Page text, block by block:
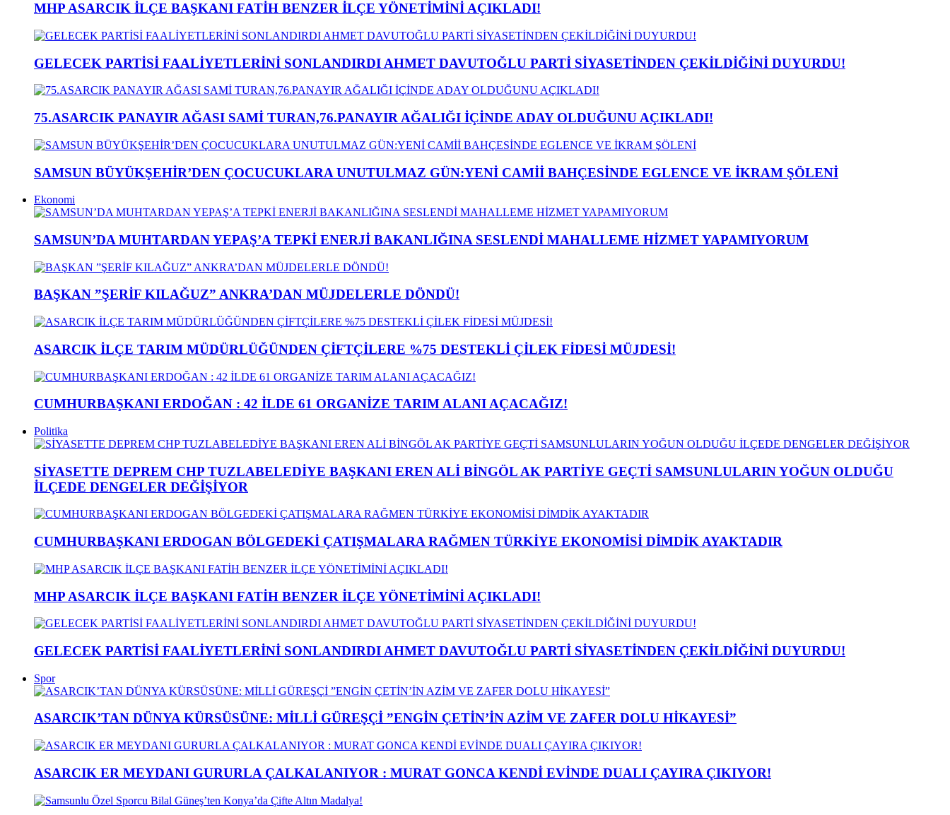
MHP ASARCIK İLÇE BAŞKANI FATİH BENZER İLÇE YÖNETİMİNİ AÇIKLADI!
GELECEK PARTİSİ FAALİYETLERİNİ SONLANDIRDI AHMET DAVUTOĞLU PARTİ SİYASETİNDEN ÇEKİLDİĞİNİ DUYURDU!
75.ASARCIK PANAYIR AĞASI SAMİ TURAN,76.PANAYIR AĞALIĞI İÇİNDE ADAY OLDUĞUNU AÇIKLADI!
SAMSUN BÜYÜKŞEHİR’DEN ÇOCUCUKLARA UNUTULMAZ GÜN:YENİ CAMİİ BAHÇESİNDE EGLENCE VE İKRAM ŞÖLENİ
Ekonomi
SAMSUN’DA MUHTARDAN YEPAŞ’A TEPKİ ENERJİ BAKANLIĞINA SESLENDİ MAHALLEME HİZMET YAPAMIYORUM
BAŞKAN ”ŞERİF KILAĞUZ” ANKRA’DAN MÜJDELERLE DÖNDÜ!
ASARCIK İLÇE TARIM MÜDÜRLÜĞÜNDEN ÇİFTÇİLERE %75 DESTEKLİ ÇİLEK FİDESİ MÜJDESİ!
CUMHURBAŞKANI ERDOĞAN : 42 İLDE 61 ORGANİZE TARIM ALANI AÇACAĞIZ!
Politika
SİYASETTE DEPREM CHP TUZLABELEDİYE BAŞKANI EREN ALİ BİNGÖL AK PARTİYE GEÇTİ SAMSUNLULARIN YOĞUN OLDUĞU
İLÇEDE DENGELER DEĞİŞİYOR
CUMHURBAŞKANI ERDOGAN BÖLGEDEKİ ÇATIŞMALARA RAĞMEN TÜRKİYE EKONOMİSİ DİMDİK AYAKTADIR
MHP ASARCIK İLÇE BAŞKANI FATİH BENZER İLÇE YÖNETİMİNİ AÇIKLADI!
GELECEK PARTİSİ FAALİYETLERİNİ SONLANDIRDI AHMET DAVUTOĞLU PARTİ SİYASETİNDEN ÇEKİLDİĞİNİ DUYURDU!
Spor
ASARCIK’TAN DÜNYA KÜRSÜSÜNE: MİLLİ GÜREŞÇİ ”ENGİN ÇETİN’İN AZİM VE ZAFER DOLU HİKAYESİ”
ASARCIK ER MEYDANI GURURLA ÇALKALANIYOR : MURAT GONCA KENDİ EVİNDE DUALI ÇAYIRA ÇIKIYOR!